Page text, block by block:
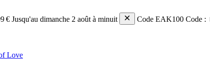
€ Jusqu'au dimanche 2 août à minuit Code EAK100 Code :
Love